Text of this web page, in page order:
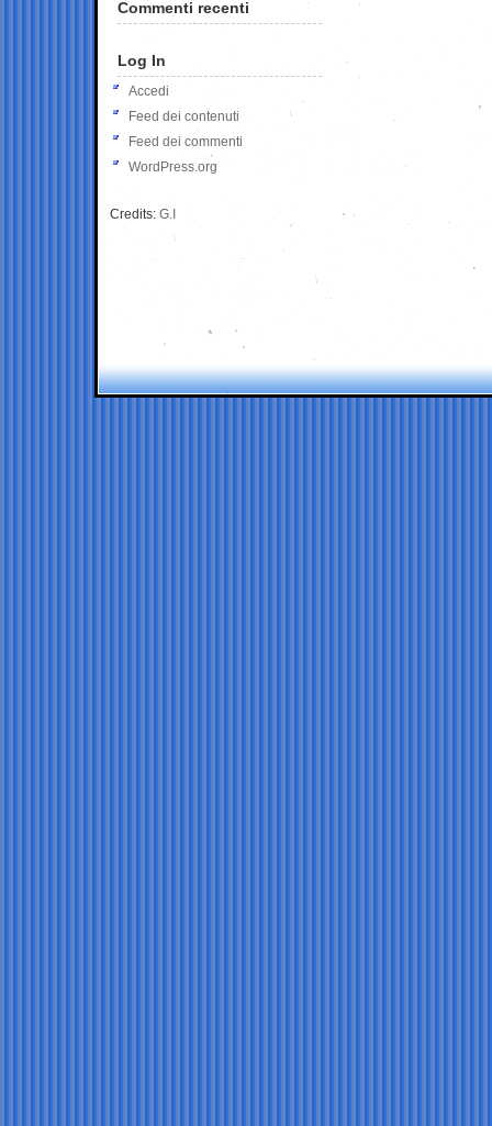
Commenti recenti
Log In
Accedi
Feed dei contenuti
Feed dei commenti
WordPress.org
Credits: G.I